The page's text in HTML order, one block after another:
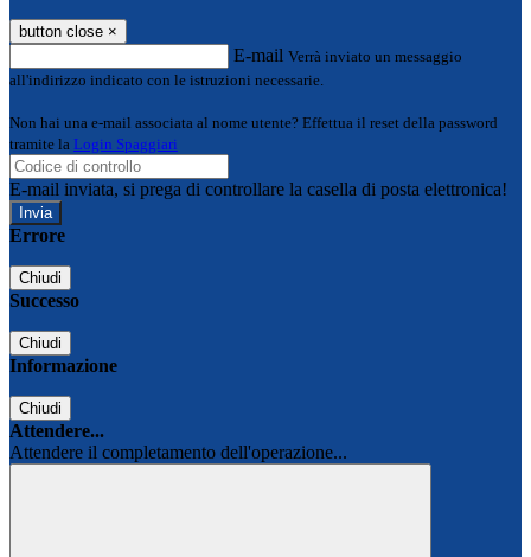
button close ×
E-mail Verrà inviato un messaggio
all'indirizzo indicato con le istruzioni necessarie.
Non hai una e-mail associata al nome utente? Effettua il reset della password
tramite la Login Spaggiari
E-mail inviata, si prega di controllare la casella di posta elettronica!
Errore
Chiudi
Successo
Chiudi
Informazione
Chiudi
Attendere...
Attendere il completamento dell'operazione...